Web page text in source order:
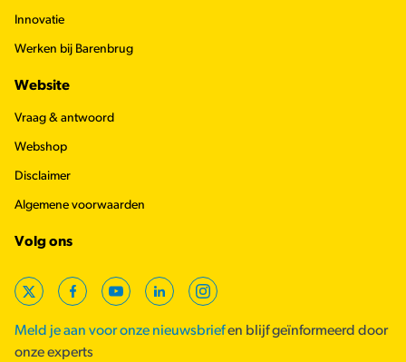
Innovatie
Werken bij Barenbrug
Website
Vraag & antwoord
Webshop
Disclaimer
Algemene voorwaarden
Volg ons
X FacebookYouTubeLinkedInInstagram
Meld je aan voor onze nieuwsbriefen blijf geïnformeerd door
onze experts